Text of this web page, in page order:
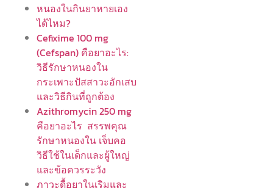
หนองในกินยาหายเอง
ได้ไหม?
Cefixime 100 mg
(Cefspan) คือยาอะไร:
วิธีรักษาหนองใน
กระเพาะปัสสาวะอักเสบ
และวิธีกินที่ถูกต้อง
Azithromycin 250 mg
คือยาอะไร สรรพคุณ
รักษาหนองใน เจ็บคอ
วิธีใช้ในเด็กและผู้ใหญ่
และข้อควรระวัง
ภาวะดื้อยาในเริมและ